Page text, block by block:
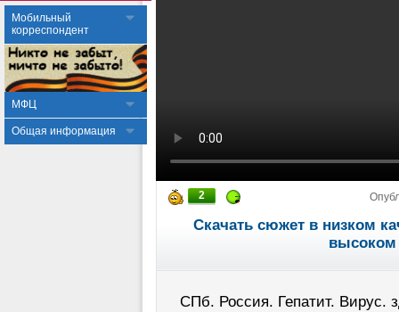
Мобильный
корреспондент
МФЦ
Общая информация
2
Скачать сюжет в низком
высоком
СПб. Россия. Гепатит. Вирус.